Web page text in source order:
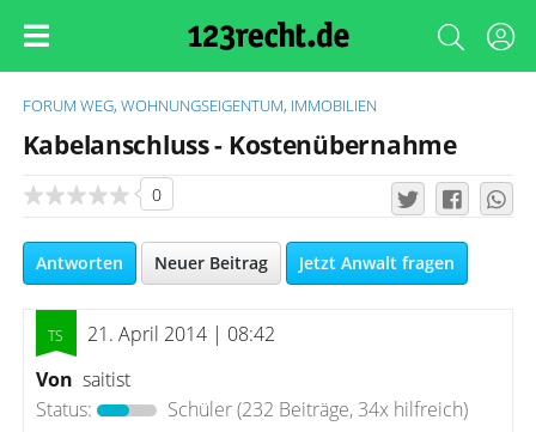
FORUM WEG, WOHNUNGSEIGENTUM, IMMOBILIEN
Kabelanschluss - Kostenübernahme
0
Antworten Neuer Beitrag Jetzt Anwalt fragen
21. April 2014 | 08:42
Von saitist
Status:
Schüler(232 Beiträge, 34x hilfreich)